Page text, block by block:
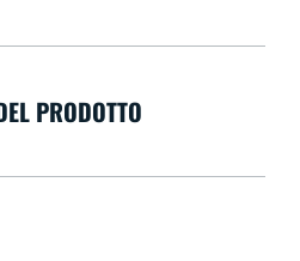
PRODOTTO